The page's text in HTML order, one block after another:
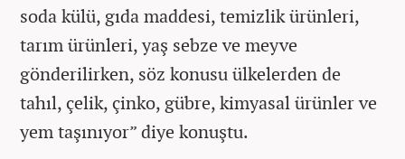
soda külü, gıda maddesi, temizlik ürünleri,
tarım ürünleri, yaş sebze ve meyve
gönderilirken, söz konusu ülkelerden de
tahıl, çelik, çinko, gübre, kimyasal ürünler ve
yem taşınıyor” diye konuştu.